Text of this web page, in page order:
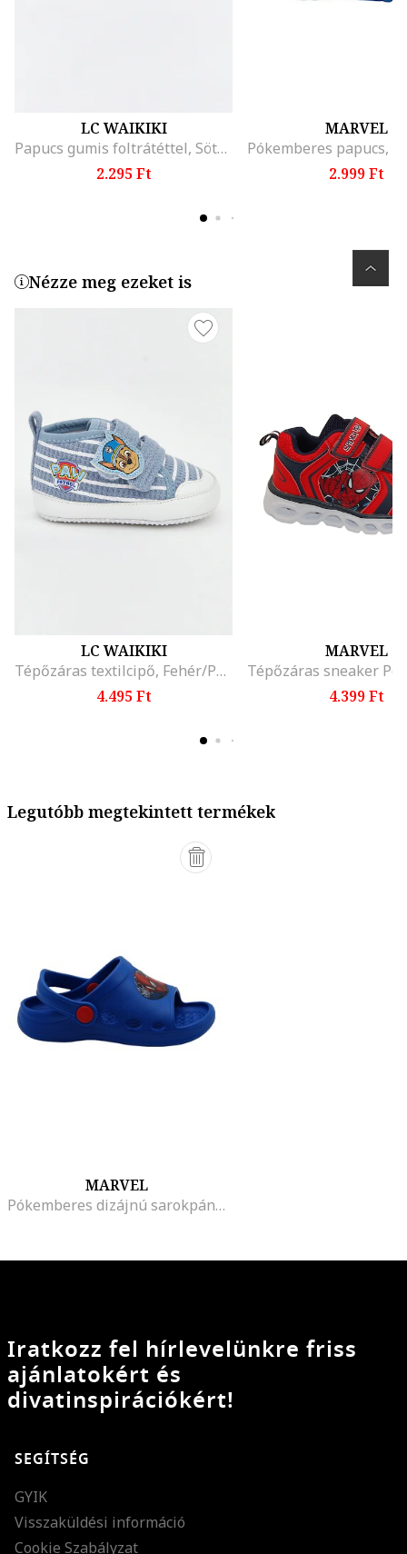
LC WAIKIKI
Papucs gumis foltrátéttel, Sötétkék/Korallszín/Világoskék
2.295 Ft
MARVEL
2.999 Ft
Nézze meg ezeket is
LC WAIKIKI
Tépőzáras textilcipő, Fehér/Púderkék
4.495 Ft
MARVEL
4.399 Ft
Legutóbb megtekintett termékek
MARVEL
Pókemberes dizájnú sarokpántos papucs, Piros/Királykék
Iratkozz fel hírlevelünkre friss
ajánlatokért és
divatinspirációkért!
SEGÍTSÉG
GYIK
Visszaküldési információ
Cookie Szabályzat